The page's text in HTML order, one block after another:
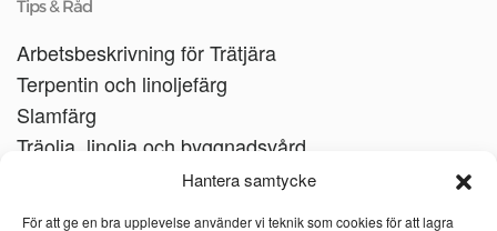
Hantera samtycke
För att ge en bra upplevelse använder vi teknik som cookies för att lagra
Tips & Råd
Arbetsbeskrivning för Trätjära
Terpentin och linoljefärg
Slamfärg
Träolja, linolja och byggnadsvård